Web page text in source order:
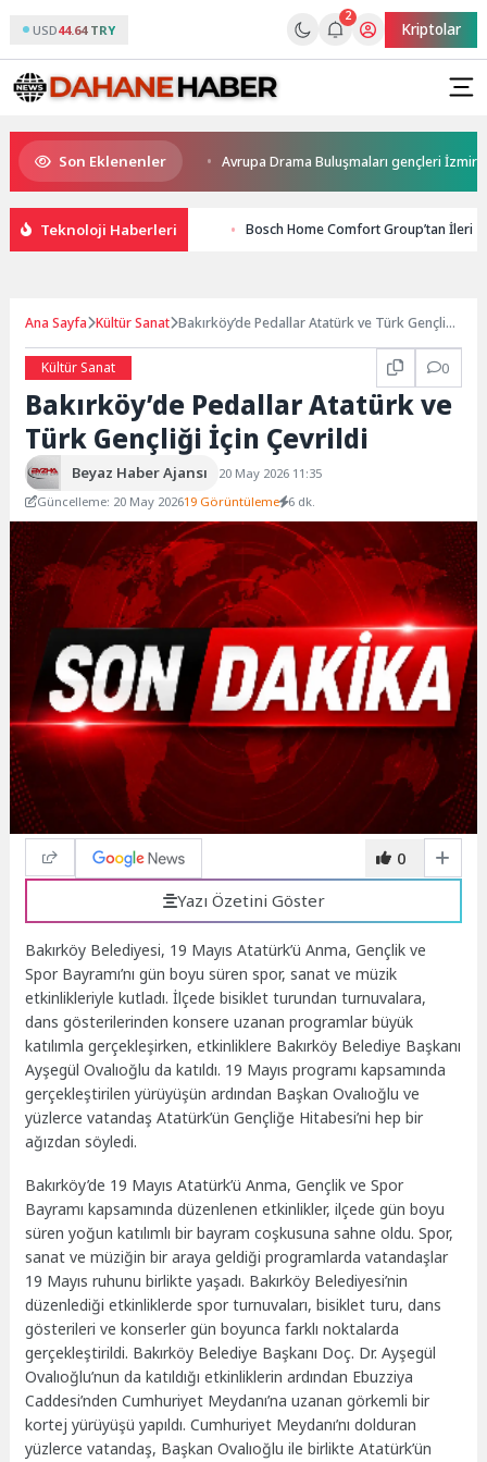
USD44.64 TRY
2
Kriptolar
Son Eklenenler
Balık Çarşısı Avrupa Drama Buluşmaları gençleri İzmir’de
Teknoloji Haberleri Bosch Home Comfort Group’tan İleri
Ana Sayfa Kültür Sanat Bakırköy’de Pedallar Atatürk ve Türk Gençliği
Kültür Sanat
0
Bakırköy’de Pedallar Atatürk ve
Türk Gençliği İçin Çevrildi
Beyaz Haber Ajansı
20 May 2026 11:35
Güncelleme: 20 May 202619 Görüntüleme 6 dk.
0
Yazı Özetini Göster
Bakırköy Belediyesi, 19 Mayıs Atatürk’ü Anma, Gençlik ve
Spor Bayramı’nı gün boyu süren spor, sanat ve müzik
etkinlikleriyle kutladı. İlçede bisiklet turundan turnuvalara,
dans gösterilerinden konsere uzanan programlar büyük
katılımla gerçekleşirken, etkinliklere Bakırköy Belediye Başkanı
Ayşegül Ovalıoğlu da katıldı. 19 Mayıs programı kapsamında
gerçekleştirilen yürüyüşün ardından Başkan Ovalıoğlu ve
yüzlerce vatandaş Atatürk’ün Gençliğe Hitabesi’ni hep bir
ağızdan söyledi.
Bakırköy’de 19 Mayıs Atatürk’ü Anma, Gençlik ve Spor
Bayramı kapsamında düzenlenen etkinlikler, ilçede gün boyu
süren yoğun katılımlı bir bayram coşkusuna sahne oldu. Spor,
sanat ve müziğin bir araya geldiği programlarda vatandaşlar
19 Mayıs ruhunu birlikte yaşadı. Bakırköy Belediyesi’nin
düzenlediği etkinliklerde spor turnuvaları, bisiklet turu, dans
gösterileri ve konserler gün boyunca farklı noktalarda
gerçekleştirildi. Bakırköy Belediye Başkanı Doç. Dr. Ayşegül
Ovalıoğlu’nun da katıldığı etkinliklerin ardından Ebuzziya
Caddesi’nden Cumhuriyet Meydanı’na uzanan görkemli bir
kortej yürüyüşü yapıldı. Cumhuriyet Meydanı’nı dolduran
yüzlerce vatandaş, Başkan Ovalıoğlu ile birlikte Atatürk’ün